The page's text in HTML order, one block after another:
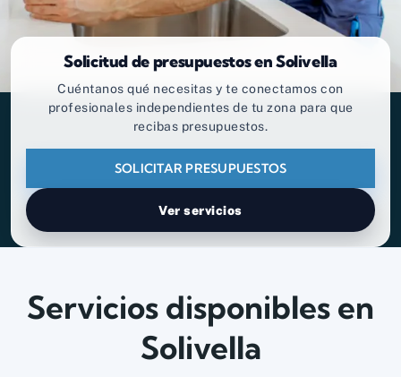
Solicitud de presupuestos en Solivella
Cuéntanos qué necesitas y te conectamos con
profesionales independientes de tu zona para que
recibas presupuestos.
SOLICITAR PRESUPUESTOS
Ver servicios
Servicios disponibles en
Solivella